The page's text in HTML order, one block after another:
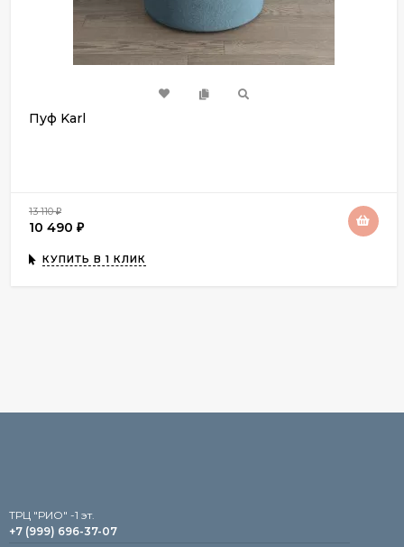
Пуф Karl
13 110₽
10 490 ₽
КУПИТЬ В 1 КЛИК
TРЦ "РИО" -1 эт.
+7 (999) 696-37-07